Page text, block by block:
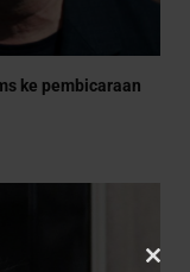
ke pembicaraan